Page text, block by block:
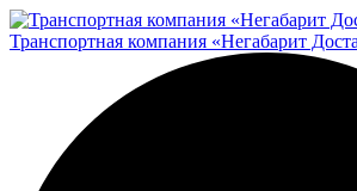
Транспортная компания «Негабарит